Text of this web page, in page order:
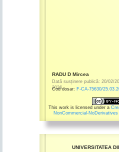
RADU D Mircea
Dată susținere publică: 20/02/
2026
Cod dosar: F-CA-75630/
This work is licensed under a
NonCommercial-
UNIVERSITATEA